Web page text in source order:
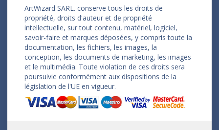
ArtWizard SARL. conserve tous les droits de
propriété, droits d'auteur et de propriété
intellectuelle, sur tout contenu, matériel, logiciel,
savoir-faire et marques déposées, y compris toute la
documentation, les fichiers, les images, la
conception, les documents de marketing, les images
et le multimédia. Toute violation de ces droits sera
poursuivie conformément aux dispositions de la
législation de l'UE en vigueur.